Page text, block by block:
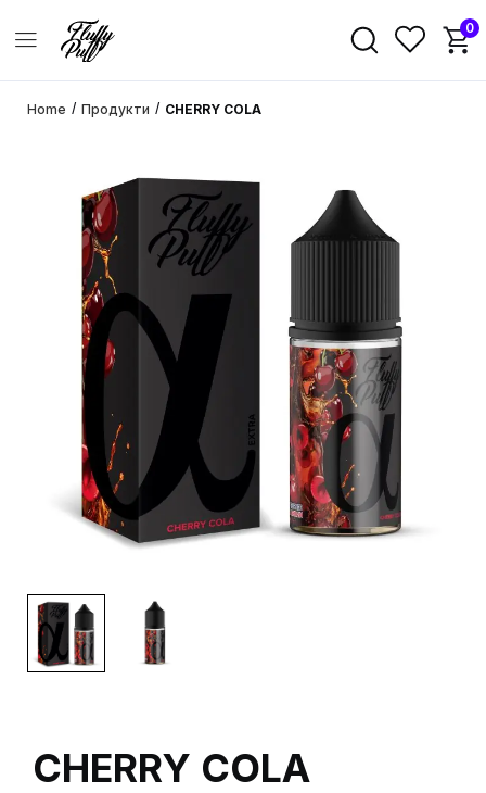
0
Home / Продукти / CHERRY COLA
CHERRY COLA